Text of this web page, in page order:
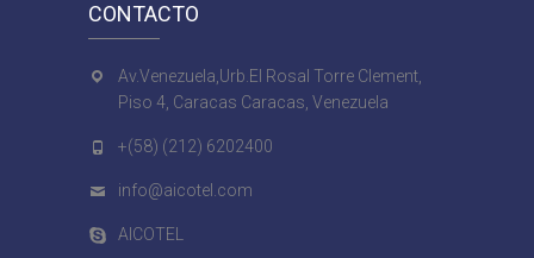
CONTACTO
Av.Venezuela,Urb.El Rosal Torre Clement,
Piso 4, Caracas Caracas, Venezuela
+(58) (212) 6202400
info@aicotel.com
AICOTEL